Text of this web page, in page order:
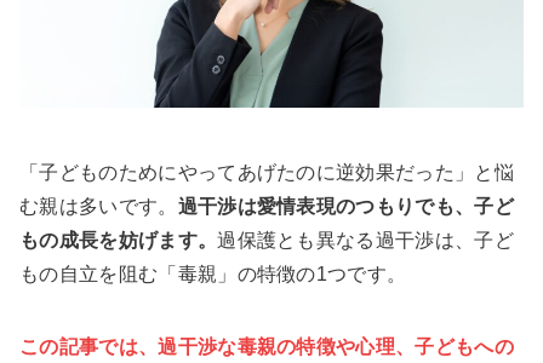
「子どものためにやってあげたのに逆効果だった」と悩
む親は多いです。 過干渉は愛情表現のつもりでも、子ど
もの成長を妨げます。過保護とも異なる過干渉は、子ど
もの自立を阻む「毒親」の特徴の1つです。
この記事では、過干渉な毒親の特徴や心理、子どもへの